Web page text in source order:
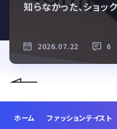
知らなかった、ショッ
2026.07.22 6
ホーム ファッションテイスト